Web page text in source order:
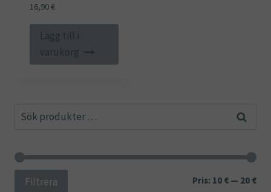
16,90€
Lägg till i
varukorg
Sök
Sök
Min
Filtrera Pris: 10 € — 20 €